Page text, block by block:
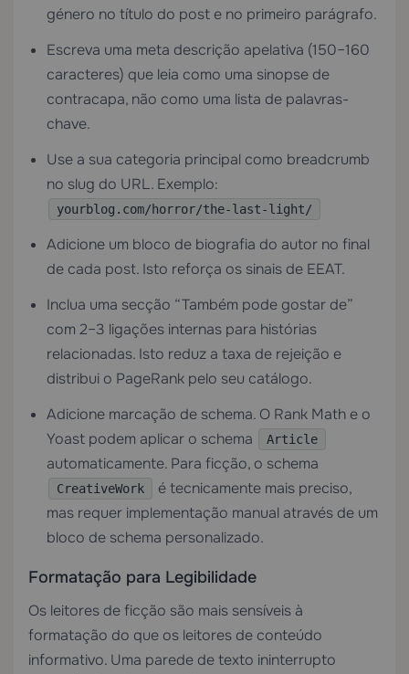
género no título do post e no primeiro parágrafo.
Escreva uma meta descrição apelativa (150–160
caracteres) que leia como uma sinopse de
contracapa, não como uma lista de palavras-
chave.
Use a sua categoria principal como breadcrumb
no slug do URL. Exemplo:
yourblog.com/horror/the-last-light/
Adicione um bloco de biografia do autor no final
de cada post. Isto reforça os sinais de EEAT.
Inclua uma secção “Também pode gostar de”
com 2–3 ligações internas para histórias
relacionadas. Isto reduz a taxa de rejeição e
distribui o PageRank pelo seu catálogo.
Adicione marcação de schema. O Rank Math e o
Yoast podem aplicar o schema
Article
automaticamente. Para ficção, o schema
CreativeWork
é tecnicamente mais preciso,
mas requer implementação manual através de um
bloco de schema personalizado.
Formatação para Legibilidade
Os leitores de ficção são mais sensíveis à
formatação do que os leitores de conteúdo
informativo. Uma parede de texto ininterrupto